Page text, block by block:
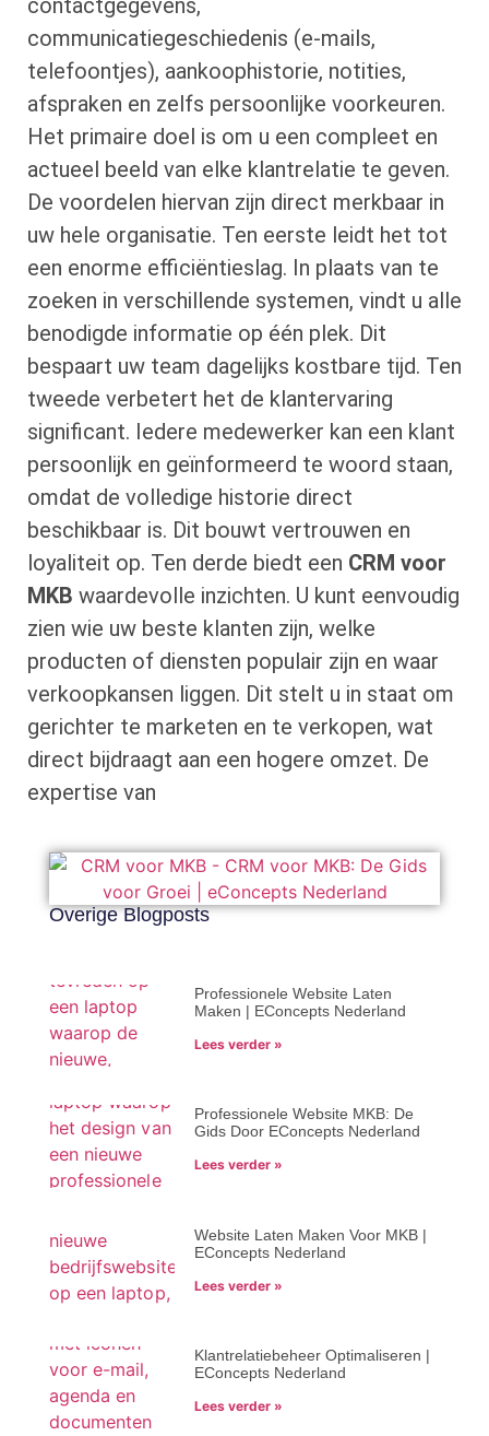
contactgegevens,
communicatiegeschiedenis (e-mails,
telefoontjes), aankoophistorie, notities,
afspraken en zelfs persoonlijke voorkeuren.
Het primaire doel is om u een compleet en
actueel beeld van elke klantrelatie te geven.
De voordelen hiervan zijn direct merkbaar in
uw hele organisatie. Ten eerste leidt het tot
een enorme efficiëntieslag. In plaats van te
zoeken in verschillende systemen, vindt u alle
benodigde informatie op één plek. Dit
bespaart uw team dagelijks kostbare tijd. Ten
tweede verbetert het de klantervaring
significant. Iedere medewerker kan een klant
persoonlijk en geïnformeerd te woord staan,
omdat de volledige historie direct
beschikbaar is. Dit bouwt vertrouwen en
loyaliteit op. Ten derde biedt een CRM voor
MKB waardevolle inzichten. U kunt eenvoudig
zien wie uw beste klanten zijn, welke
producten of diensten populair zijn en waar
verkoopkansen liggen. Dit stelt u in staat om
gerichter te marketen en te verkopen, wat
direct bijdraagt aan een hogere omzet. De
expertise van
Overige Blogposts
Professionele Website Laten
Maken | EConcepts Nederland
Lees verder »
Professionele Website MKB: De
Gids Door EConcepts Nederland
Lees verder »
Website Laten Maken Voor MKB |
EConcepts Nederland
Lees verder »
Klantrelatiebeheer Optimaliseren |
EConcepts Nederland
Lees verder »